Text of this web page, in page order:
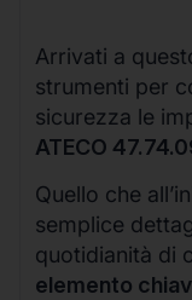
Arrivati a
strumenti per
sicurezza le
ATECO
Quello che
semplice
quotidianità di
elemento